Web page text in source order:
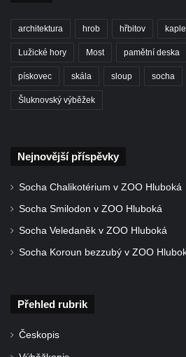
architektura hrob hřbitov kaple
Lužické hory Most pamětní deska
pískovec skála sloup socha
Šluknovský výběžek
Nejnovější příspěvky
Socha Chalikotérium v ZOO Hluboká
Socha Smilodon v ZOO Hluboká
Socha Veledaněk v ZOO Hluboká
Socha Koroun bezzubý v ZOO
Přehled rubrik
Českopis